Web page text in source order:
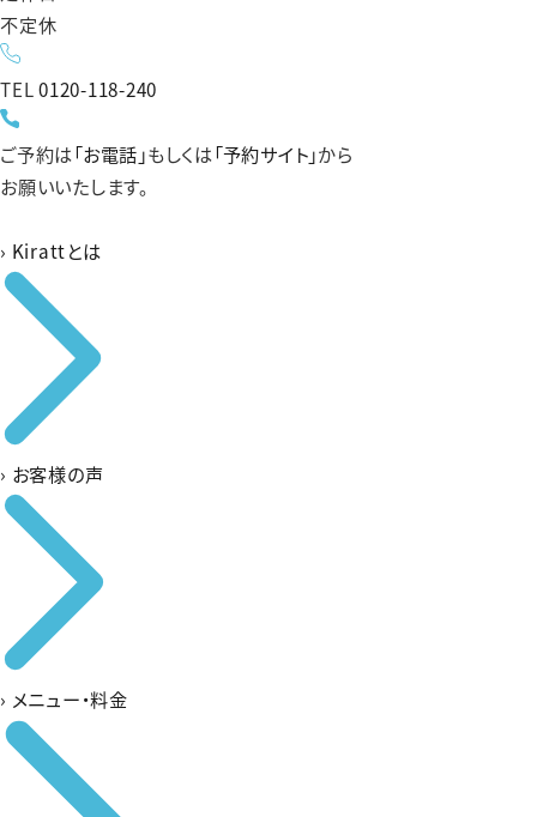
不定休
TEL0120-118-240
ご予約は「お電話」もしくは「予約サイト」から
お願いいたします。
› Kirattとは
› お客様の声
› メニュー・料金